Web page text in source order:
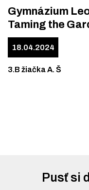
Gymnázium
Taming the
18.04.2024
3.B žiačka A. Š
Pusť si